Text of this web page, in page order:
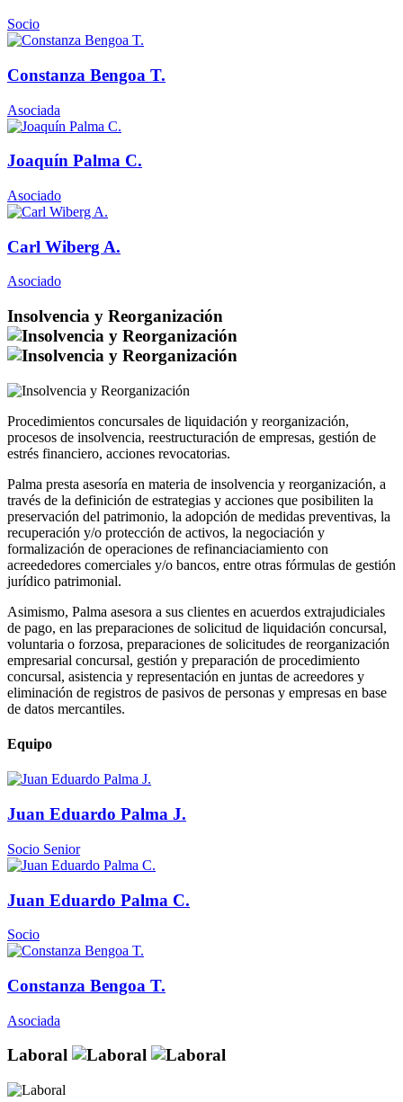
Socio
Constanza Bengoa T.
Asociada
Joaquín Palma C.
Asociado
Carl Wiberg A.
Asociado
Insolvencia y Reorganización
Procedimientos concursales de liquidación y reorganización,
procesos de insolvencia, reestructuración de empresas, gestión de
estrés financiero, acciones revocatorias.
Palma presta asesoría en materia de insolvencia y reorganización, a
través de la definición de estrategias y acciones que posibiliten la
preservación del patrimonio, la adopción de medidas preventivas, la
recuperación y/o protección de activos, la negociación y
formalización de operaciones de refinanciaciamiento con
acreededores comerciales y/o bancos, entre otras fórmulas de gestión
jurídico patrimonial.
Asimismo, Palma asesora a sus clientes en acuerdos extrajudiciales
de pago, en las preparaciones de solicitud de liquidación concursal,
voluntaria o forzosa, preparaciones de solicitudes de reorganización
empresarial concursal, gestión y preparación de procedimiento
concursal, asistencia y representación en juntas de acreedores y
eliminación de registros de pasivos de personas y empresas en base
de datos mercantiles.
Equipo
Juan Eduardo Palma J.
Socio Senior
Juan Eduardo Palma C.
Socio
Constanza Bengoa T.
Asociada
Laboral